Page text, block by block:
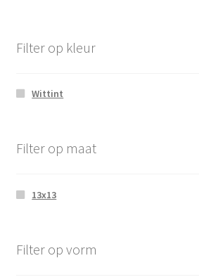
Filter op kleur
Wittint
Filter op maat
13x13
Filter op vorm